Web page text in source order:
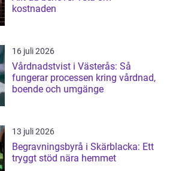
kostnaden
16 juli 2026
Vårdnadstvist i Västerås: Så
fungerar processen kring vårdnad,
boende och umgänge
13 juli 2026
Begravningsbyrå i Skärblacka: Ett
tryggt stöd nära hemmet